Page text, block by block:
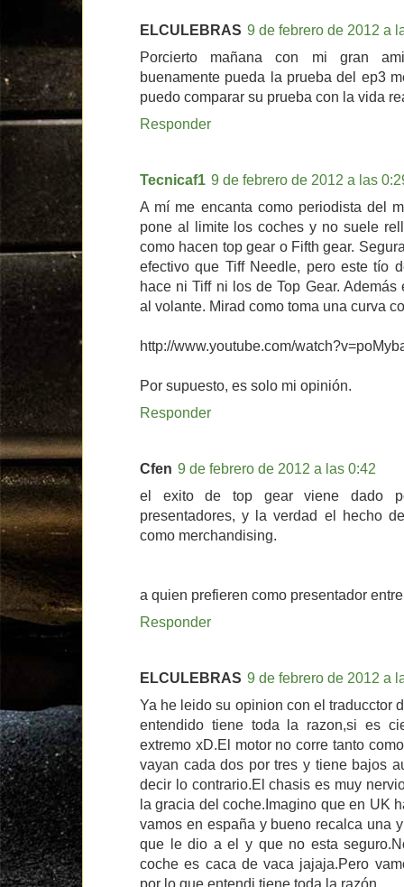
ELCULEBRAS 9 de febrero de 2012 a
Porcierto mañana con mi gran
buenamente pueda la prueba del ep3
puedo comparar su prueba con la vida
Responder
Tecnicaf1 9 de febrero de 2012 a las
A mí me encanta como periodista del
pone al limite los coches y no suele
como hacen top gear o Fifth gear.
efectivo que Tiff Needle, pero este tío
hace ni Tiff ni los de Top Gear.
al volante. Mirad como toma una curva
http://www.youtube.com/
Por supuesto, es solo mi opinión.
Responder
Cfen 9 de febrero de 2012 a las 0:42
el exito de top gear viene dado
presentadores, y la verdad el hecho
como merchandising.
a quien prefieren como presentador
Responder
ELCULEBRAS 9 de febrero de 2012 a
Ya he leido su opinion con el traducctor
entendido tiene toda la razon,si es
extremo xD.El motor no corre tanto
vayan cada dos por tres y tiene bajos
decir lo contrario.El chasis es muy
la gracia del coche.Imagino que en UK
vamos en españa y bueno recalca una
que le dio a el y que no esta
coche es caca de vaca jajaja.Pero
por lo que entendi tiene toda la razón.